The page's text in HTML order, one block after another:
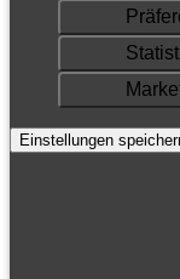
Einstellungen